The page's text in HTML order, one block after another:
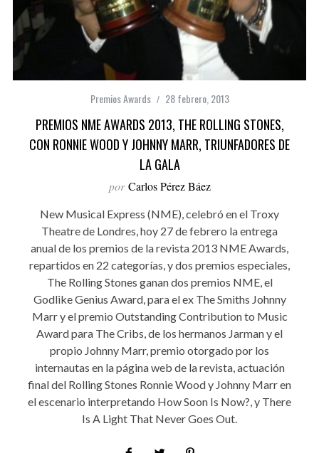
Premios Awards 28 febrero, 2013
PREMIOS NME AWARDS 2013, THE ROLLING STONES,
CON RONNIE WOOD Y JOHNNY MARR, TRIUNFADORES DE
LA GALA
por Carlos Pérez Báez
New Musical Express (NME), celebró en el Troxy
Theatre de Londres, hoy 27 de febrero la entrega
anual de los premios de la revista 2013 NME Awards,
repartidos en 22 categorías, y dos premios especiales,
The Rolling Stones ganan dos premios NME, el
Godlike Genius Award, para el ex The Smiths Johnny
Marr y el premio Outstanding Contribution to Music
Award para The Cribs, de los hermanos Jarman y el
propio Johnny Marr, premio otorgado por los
internautas en la página web de la revista, actuación
final del Rolling Stones Ronnie Wood y Johnny Marr en
el escenario interpretando How Soon Is Now?, y There
Is A Light That Never Goes Out.